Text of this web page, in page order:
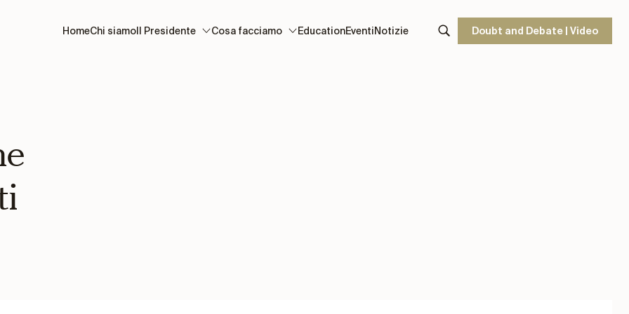
HomeChi siamo Il Presidente Cosa facciamo EducationEventiNotizie Doubt and Debate | Video